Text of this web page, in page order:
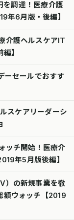
調達！医療介護
年6月版・後編】
介護ヘルスケアIT
】
ーセールでおすす
スケアリーダーシ
ッチ開始！医療介
年5月版後編】
）の新規事業を徹
額ウォッチ【2019